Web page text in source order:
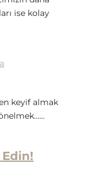
ise kolay
keyif almak